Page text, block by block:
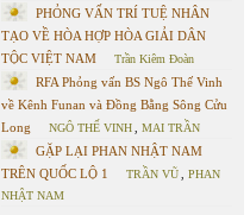
PHỎNG VẤN TRÍ TUỆ NHÂN
TẠO VỀ HÒA HỢP HÒA GIẢI DÂN
TỘC VIỆT NAM
Trần Kiêm Đoàn
RFA Phỏng vấn BS Ngô Thế Vinh
về Kênh Funan và Đồng Bằng Sông Cửu
Long
NGÔ THẾ VINH MAI TRẦN
GẶP LẠI PHAN NHẬT NAM
TRÊN QUỐC LỘ 1
TRẦN VŨ
PHAN
NHẬT NAM